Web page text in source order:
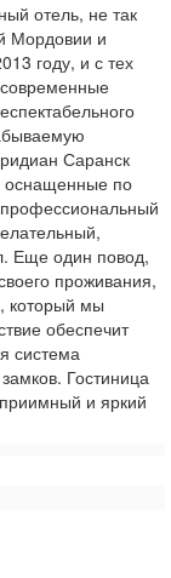
отель, не так
Мордовии и
году, и с тех
Саранск
оснащенные по
Еще один повод,
проживания,
который мы
обеспечит
система
Гостиница
и яркий